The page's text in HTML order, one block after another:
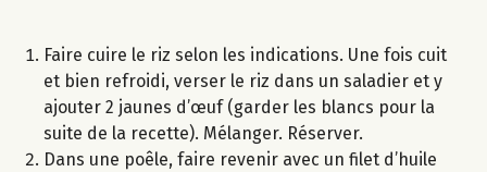
Faire cuire le riz selon les indications. Une fois cuit
et bien refroidi, verser le riz dans un saladier et y
ajouter 2 jaunes d’œuf (garder les blancs pour la
suite de la recette). Mélanger. Réserver.
Dans une poêle, faire revenir avec un filet d’huile